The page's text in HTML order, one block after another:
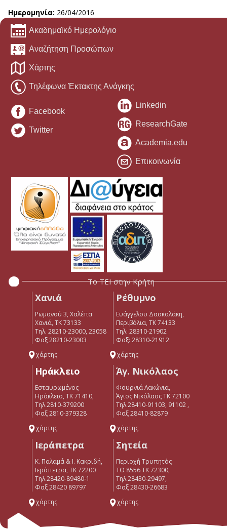
Ημερομηνία: 26/04/2016
Ακαδημαϊκό Ημερολόγιο
Αναζήτηση Προσώπων
Χάρτης
Τηλέφωνα Έκτακτης Ανάγκης
Facebook
Twitter
Linkedin
ResearchGate
Academia.edu
Επικοινωνία
Το ΤΕΙ στην Κρήτη
Χανιά
Ρωμανού 3, Χαλέπα
Χανιά, ΤΚ 73133
Τηλ. 28210-23000, 23058
Φαξ 28210-23003
χάρτης
Ρέθυμνο
Ευάγγελου Δασκαλάκη,
Περιβόλια, ΤΚ 74133
Tηλ: 28310-21902
Φαξ: 28310-21912
χάρτης
Ηράκλειο
Εσταυρωμένος
Ηράκλειο, ΤΚ 71410,
Τηλ 2810-379200
Φαξ 2810-379328
χάρτης
Άγ. Νικόλαος
Φουρνιά Λακώνια,
Άγιος Νικόλαος ΤΚ 72100
Τηλ 28410-91103, 91102 ,
Φαξ 28410-82879
χάρτης
Ιεράπετρα
Κ. Παλαμά & Ι. Κακριδή,
Ιεράπετρα, ΤΚ 72200
Tηλ 28420-89480-1
Φαξ 28420 89797
χάρτης
Σητεία
Περιοχή Τρυπητός
ΤΘ 8556 ΤΚ 72300,
Τηλ 28430-29497,
Φαξ 28430-26683
χάρτης